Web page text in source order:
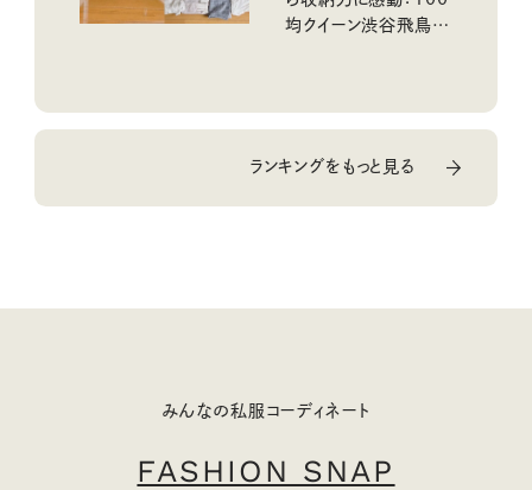
均クイーン渋谷飛鳥の
ランキングをもっと見る
みんなの私服コーディネート
FASHION SNAP